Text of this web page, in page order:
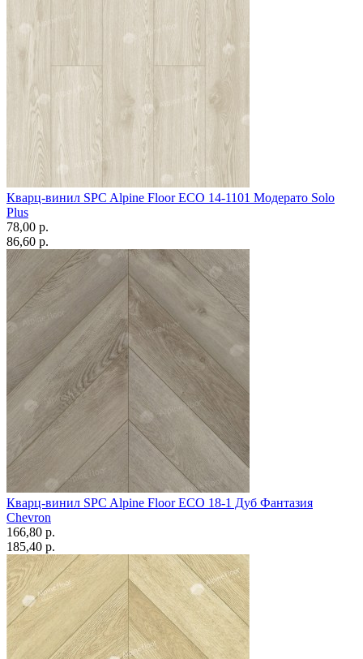
Кварц-винил SPC Alpine Floor ЕСО 14-1101 Модерато Solo
Plus
78,00 p.
86,60 p.
Кварц-винил SPC Alpine Floor ECO 18-1 Дуб Фантазия
Chevron
166,80 p.
185,40 p.